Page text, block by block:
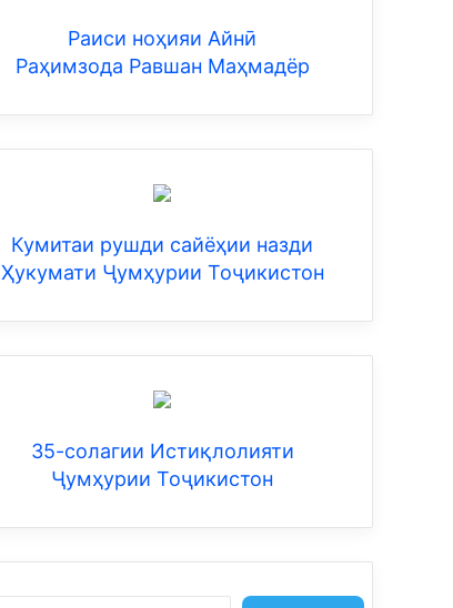
Раиси ноҳияи Айнӣ
Раҳимзода Равшан Маҳмадёр
Кумитаи рушди сайёҳии назди
Ҳукумати Ҷумҳурии Тоҷикистон
35-солагии Истиқлолияти
Ҷумҳурии Тоҷикистон